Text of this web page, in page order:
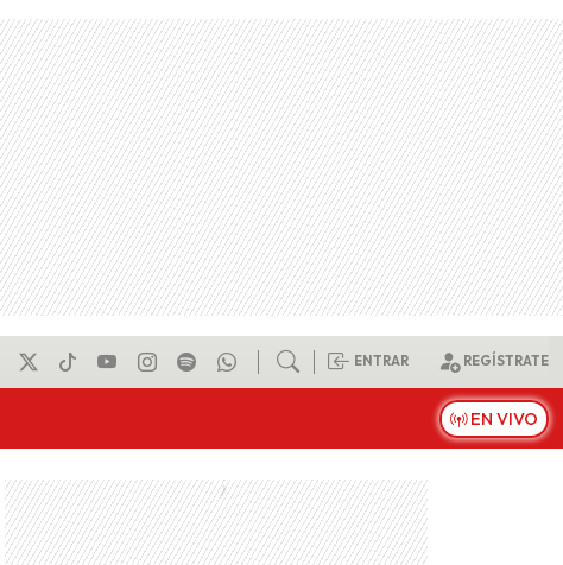
ENTRAR REGÍSTRATE
EN VIVO